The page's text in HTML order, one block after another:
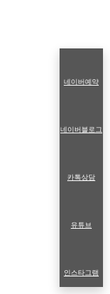
네이버예약
네이버블로그
카톡상담
유튜브
인스타그램